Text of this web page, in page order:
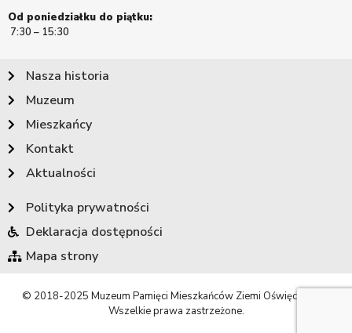
Od poniedziałku do piątku:
7:30 – 15:30
Nasza historia
Muzeum
Mieszkańcy
Kontakt
Aktualności
Polityka prywatności
Deklaracja dostępności
Mapa strony
© 2018-2025 Muzeum Pamięci Mieszkańców Ziemi Oświęcimskiej.
Wszelkie prawa zastrzeżone.